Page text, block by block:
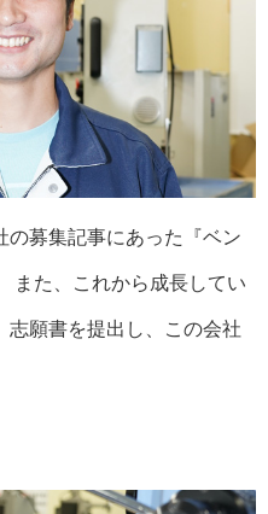
の募集記事にあった『ベン
また、これから成長してい
志願書を提出し、この会社